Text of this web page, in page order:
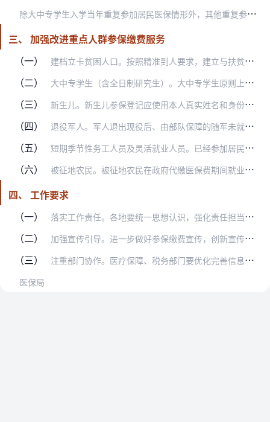
除
大中专学生入学当年重复参加居民医保情形外，其他重复参加居民医保的，需终止相关居民医保参保关系，并扣减重复参保当年涉及的各级财政补助资金。跨制度重复参保且连续参…
三、 加强改进重点人群参保缴费服务
（一）
建档立卡贫困人口。按照精准到人要求，建立与扶贫、税务部门沟通机制，实行参保专项台账管理。按规定落实分类资助参保政策，确保动态参保、应保尽保。用好医疗保障信息系统…
（二） 大中专学生（含全日制研究生）。大中专学生原则上应在学籍地参加居民医保。若大中专学生为建档立卡贫困人口，可以选择在建档立卡贫困人口身份认定地参保。因入学形成的重复…
（三） 新生儿。新生儿参保登记应使用本人真实姓名和身份证明。原则上新生儿出生后90天内由监护人按相关规定办理参保登记，自出生之日所发生的医疗费用均可纳入医保报销。对已使…
（四） 退役军人。军人退出现役后、由部队保障的随军未就业军人配偶实现就业后，按规定参加基本医疗保险并办理关系转移接续的，不受待遇享受等待期限制。已参加基本医疗保险的随军…
（五） 短期季节性务工人员及灵活就业人员。已经参加居民医保的短期季节性务工人员或灵活就业人员，在居民医保待遇享受期内参加职工医保，医疗保障部门应保证参保人享受新参加的医…
（六） 被征地农民。被征地农民在政府代缴医保费期间就业并参加职工医保的，医疗保障部门应做好参保关系转移接续，并及时暂停原居民医保待遇。
四、 工作要求
（一）
落实工作责任。各地要统一思想认识，强化责任担当，狠抓贯彻落实，确保让参保人获得更加满意的服务。各级医疗保障部门应加强源头把关，注重全过程动态管理，确保参保人身份…
（二） 加强宣传引导。进一步做好参保缴费宣传，创新宣传方式，拓展宣传渠道，对未参保人员实行精准推送式宣传，使群众全面了解医保政策和参保意义，调动群众参保缴费积极性，切实…
（三）
注重部门协作。医疗保障、税务部门要优化完善信息系统和数据共享平台，对清理的重复参保信息妥善保管，以备后续查验。医疗保障、财政、税务部门要密切协作，加强沟通，稳妥…
医保局